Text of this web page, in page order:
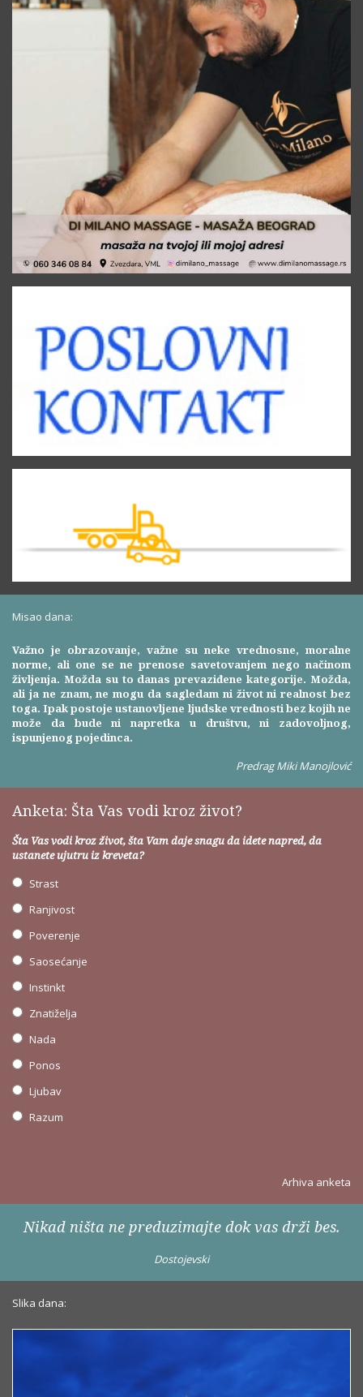
Misao dana:
Važno je obrazovanje, važne su neke vrednosne, moralne
norme, ali one se ne prenose savetovanjem nego načinom
življenja. Možda su to danas prevaziđene kategorije. Možda,
ali ja ne znam, ne mogu da sagledam ni život ni realnost bez
toga. Ipak postoje ustanovljene ljudske vrednosti bez kojih ne
može da bude ni napretka u društvu, ni zadovoljnog,
ispunjenog pojedinca.
Predrag Miki Manojlović
Anketa: Šta Vas vodi kroz život?
Šta Vas vodi kroz život, šta Vam daje snagu da idete napred, da
ustanete ujutru iz kreveta?
Strast
Ranjivost
Poverenje
Saosećanje
Instinkt
Znatiželja
Nada
Ponos
Ljubav
Razum
Arhiva anketa
Nikad ništa ne preduzimajte dok vas drži bes.
Dostojevski
Slika dana: